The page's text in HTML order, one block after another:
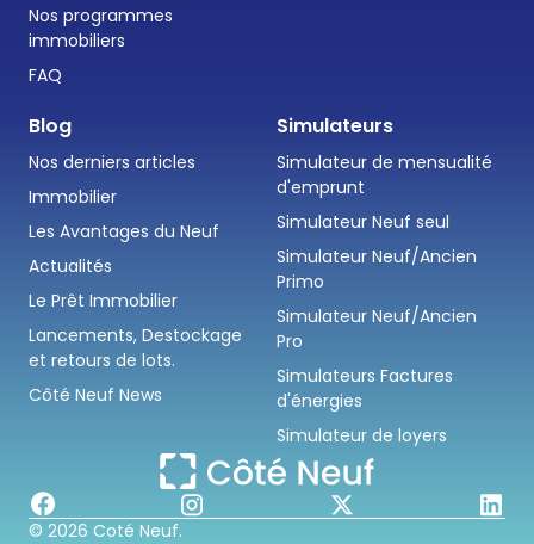
Nos programmes
immobiliers
FAQ
Blog
Nos derniers articles
Immobilier
Les Avantages du Neuf
Actualités
Le Prêt Immobilier
Lancements, Destockage
et retours de lots.
Côté Neuf News
Simulateurs
Simulateur de mensualité
d'emprunt
Simulateur Neuf seul
Simulateur Neuf/Ancien
Primo
Simulateur Neuf/Ancien
Pro
Simulateurs Factures
d'énergies
Simulateur de loyers
© 2026 Coté Neuf.